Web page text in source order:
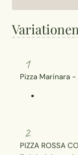
Variationen
1
Pizza Marinara -
2
PIZZA ROSSA